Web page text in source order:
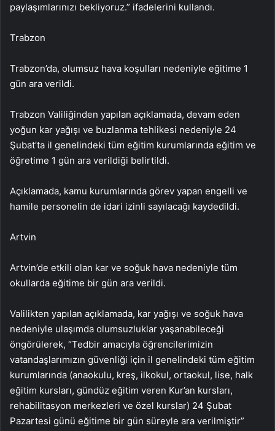
paylaşımlarınızı bekliyoruz.” ifadelerini kullandı.
Trabzon
Trabzon’da, olumsuz hava koşulları nedeniyle eğitime 1
gün ara verildi.
Trabzon Valiliğinden yapılan açıklamada, devam eden
yoğun kar yağışı ve buzlanma tehlikesi nedeniyle 24
Şubat’ta il genelindeki tüm eğitim kurumlarında eğitim ve
öğretime 1 gün ara verildiği belirtildi.
Açıklamada, kamu kurumlarında görev yapan engelli ve
hamile personelin de idari izinli sayılacağı kaydedildi.
Artvin
Artvin’de etkili olan kar ve soğuk hava nedeniyle tüm
okullarda eğitime bir gün ara verildi.
Valilikten yapılan açıklamada, kar yağışı ve soğuk hava
nedeniyle ulaşımda olumsuzluklar yaşanabileceği
öngörülerek, “Tedbir amacıyla öğrencilerimizin
vatandaşlarımızın güvenliği için il genelindeki tüm eğitim
kurumlarında (anaokulu, kreş, ilkokul, ortaokul, lise, halk
eğitim kursları, gündüz eğitim veren Kur’an kursları,
rehabilitasyon merkezleri ve özel kurslar) 24 Şubat
Pazartesi günü eğitime bir gün süreyle ara verilmiştir”